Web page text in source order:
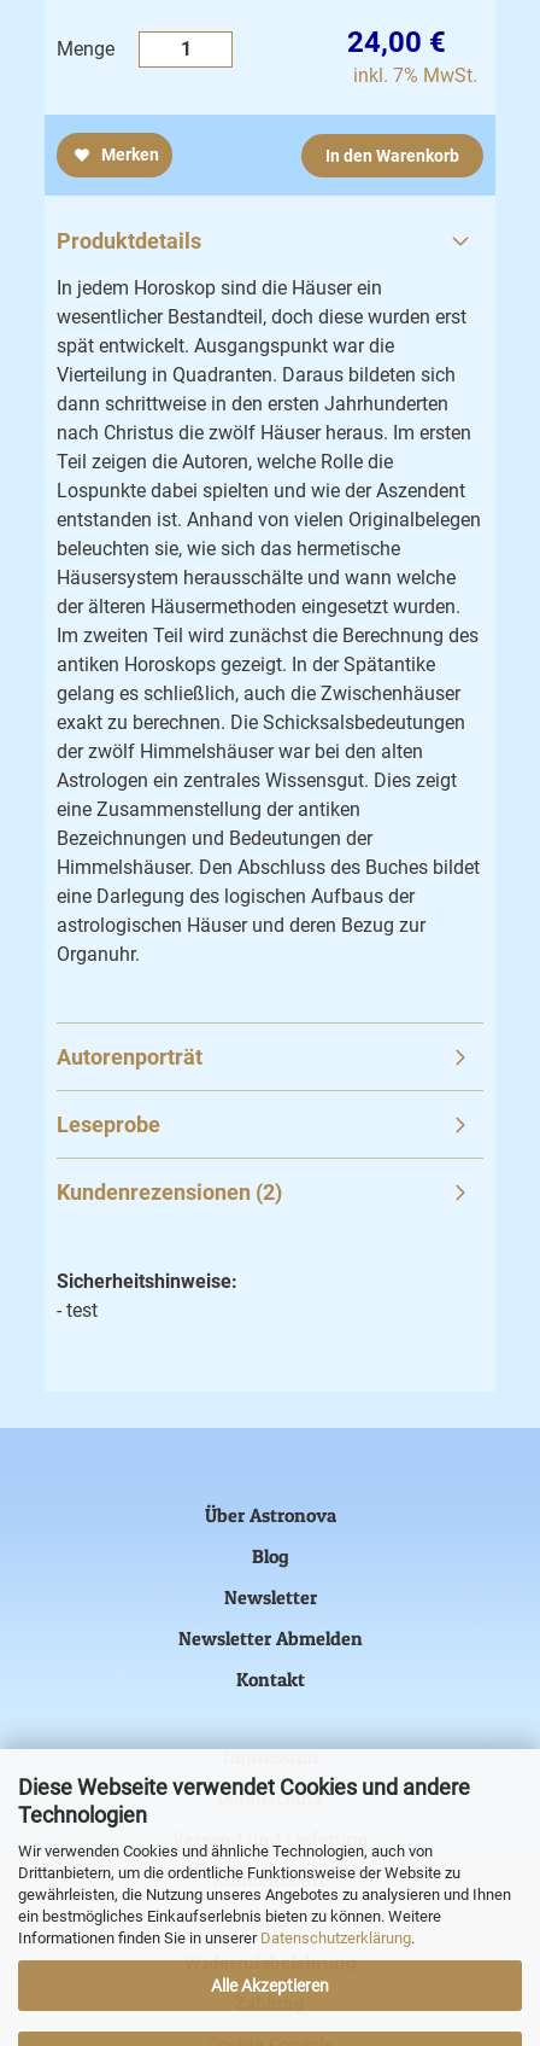
Diese Webseite verwendet Cookies und andere
Technologien
Wir verwenden Cookies und ähnliche Technologien, auch von
Drittanbietern, um die ordentliche Funktionsweise der Website zu
gewährleisten, die Nutzung unseres Angebotes zu analysieren und Ihnen
ein bestmögliches Einkaufserlebnis bieten zu können. Weitere
Informationen finden Sie in unserer Datenschutzerklärung.
Alle Akzeptieren
Menge 24,00 €
inkl. 7% MwSt.
Merken In den Warenkorb
Produktdetails
In jedem Horoskop sind die Häuser ein
wesentlicher Bestandteil, doch diese wurden erst
spät entwickelt. Ausgangspunkt war die
Vierteilung in Quadranten. Daraus bildeten sich
dann schrittweise in den ersten Jahrhunderten
nach Christus die zwölf Häuser heraus. Im ersten
Teil zeigen die Autoren, welche Rolle die
Lospunkte dabei spielten und wie der Aszendent
entstanden ist. Anhand von vielen Originalbelegen
beleuchten sie, wie sich das hermetische
Häusersystem herausschälte und wann welche
der älteren Häusermethoden eingesetzt wurden.
Im zweiten Teil wird zunächst die Berechnung des
antiken Horoskops gezeigt. In der Spätantike
gelang es schließlich, auch die Zwischenhäuser
exakt zu berechnen. Die Schicksalsbedeutungen
der zwölf Himmelshäuser war bei den alten
Astrologen ein zentrales Wissensgut. Dies zeigt
eine Zusammenstellung der antiken
Bezeichnungen und Bedeutungen der
Himmelshäuser. Den Abschluss des Buches bildet
eine Darlegung des logischen Aufbaus der
astrologischen Häuser und deren Bezug zur
Organuhr.
Autorenporträt
Leseprobe
Kundenrezensionen (2)
Sicherheitshinweise:
- test
Über Astronova
Blog
Newsletter
Newsletter Abmelden
Kontakt
Impressum
Datenschutz
Versand und Lieferung
Kundenkonto
AGB
Widerrufsbelehrung
Zahlung